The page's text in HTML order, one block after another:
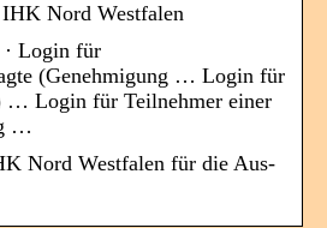
Nord Westfalen
Login für
(Genehmigung … Login für
… Login für Teilnehmer einer
…
Nord Westfalen für die Aus-